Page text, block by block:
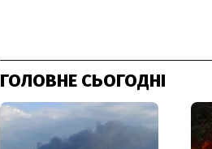
ГОЛОВНЕ СЬОГОДНІ